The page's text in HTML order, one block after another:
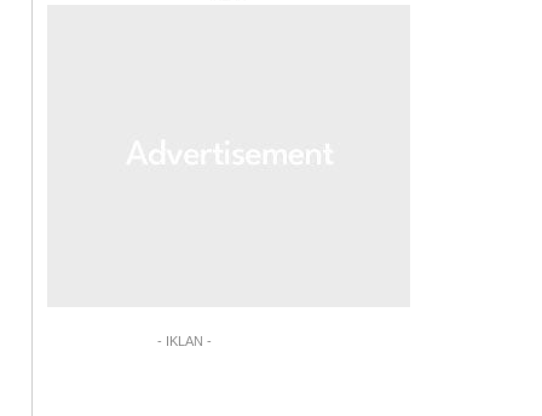
- IKLAN -